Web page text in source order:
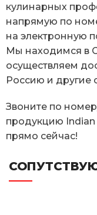
кулинарных
напрямую по
на электронную
Мы находимся в
осуществляем
Россию и другие
Звоните по
продукцию Indian
прямо сейчас!